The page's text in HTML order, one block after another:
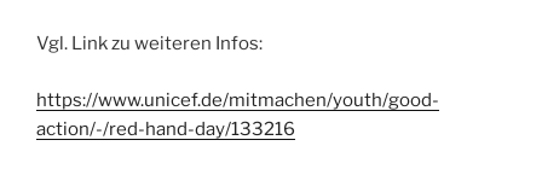
Vgl. Link zu weiteren Infos:
https://www.unicef.de/mitmachen/youth/good-
action/-/red-hand-day/133216